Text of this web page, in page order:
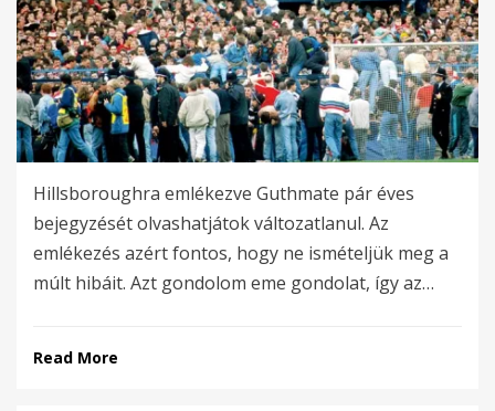
Hillsboroughra emlékezve Guthmate pár éves
bejegyzését olvashatjátok változatlanul. Az
emlékezés azért fontos, hogy ne ismételjük meg a
múlt hibáit. Azt gondolom eme gondolat, így az…
Read More